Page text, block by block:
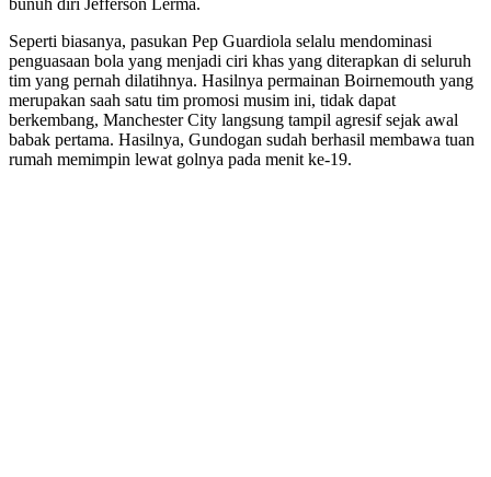
Seperti biasanya, pasukan Pep Guardiola selalu mendominasi
penguasaan bola yang menjadi ciri khas yang diterapkan di seluruh
tim yang pernah dilatihnya. Hasilnya permainan Boirnemouth yang
merupakan saah satu tim promosi musim ini, tidak dapat
berkembang, Manchester City langsung tampil agresif sejak awal
babak pertama. Hasilnya, Gundogan sudah berhasil membawa tuan
rumah memimpin lewat golnya pada menit ke-19.